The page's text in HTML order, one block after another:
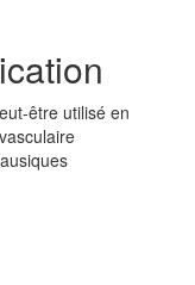
être utilisé en